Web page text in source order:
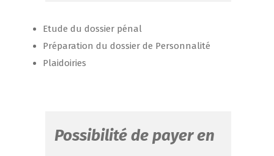
Etude du dossier pénal
Préparation du dossier de Personnalité
Plaidoiries
Possibilité de payer en